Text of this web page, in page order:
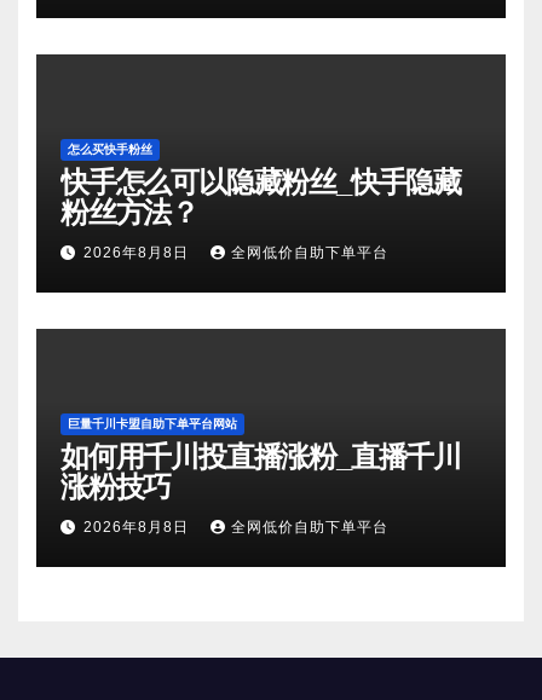
怎么买快手粉丝
快手怎么可以隐藏粉丝_快手隐藏
粉丝方法？
2026年8月8日 全网低价自助下单平台
巨量千川卡盟自助下单平台网站
如何用千川投直播涨粉_直播千川
涨粉技巧
2026年8月8日 全网低价自助下单平台